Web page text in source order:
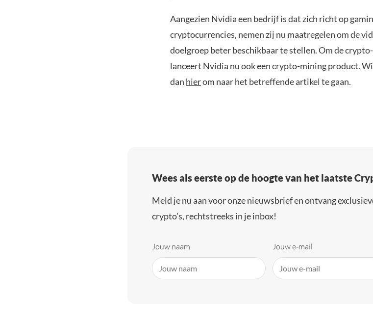
Aangezien Nvidia een bedrijf is dat zich richt op
cryptocurrencies, nemen zij nu maatregelen om de
doelgroep beter beschikbaar te stellen. Om de
lanceert Nvidia nu ook een crypto-mining product.
dan hierom naar het betreffende artikel te gaan.
Wees als eerste op de hoogte van het laatste
Meld je nu aan voor onze nieuwsbrief en ontvang
crypto’s, rechtstreeks in je inbox!
Jouw naam Jouw e-mail